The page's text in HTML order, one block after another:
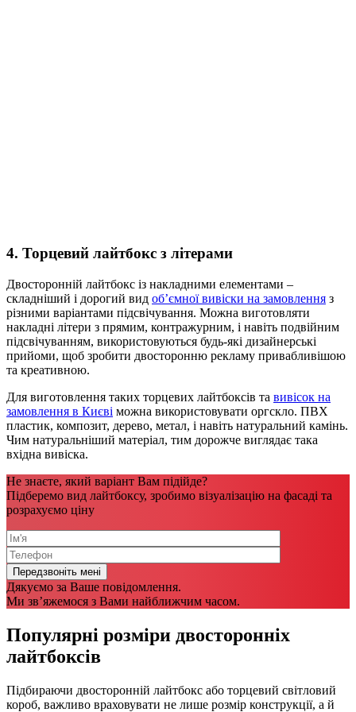
4. Торцевий лайтбокс з літерами
Двосторонній лайтбокс із накладними елементами –
складніший і дорогий вид об’ємної вивіски на замовлення з
різними варіантами підсвічування. Можна виготовляти
накладні літери з прямим, контражурним, і навіть подвійним
підсвічуванням, використовуються будь-які дизайнерські
прийоми, щоб зробити двосторонню рекламу привабливішою
та креативною.
Для виготовлення таких торцевих лайтбоксів та вивісок на
замовлення в Києві можна використовувати оргскло. ПВХ
пластик, композит, дерево, метал, і навіть натуральний камінь.
Чим натуральніший матеріал, тим дорожче виглядає така
вхідна вивіска.
Не знаєте, який варіант Вам підійде?
Підберемо вид лайтбоксу, зробимо візуалізацію на фасаді та
розрахуємо ціну
Дякуємо за Ваше повідомлення.
Ми зв’яжемося з Вами найближчим часом.
Популярні розміри двосторонніх
лайтбоксів
Підбираючи двосторонній лайтбокс або торцевий світловий
короб, важливо враховувати не лише розмір конструкції, а й